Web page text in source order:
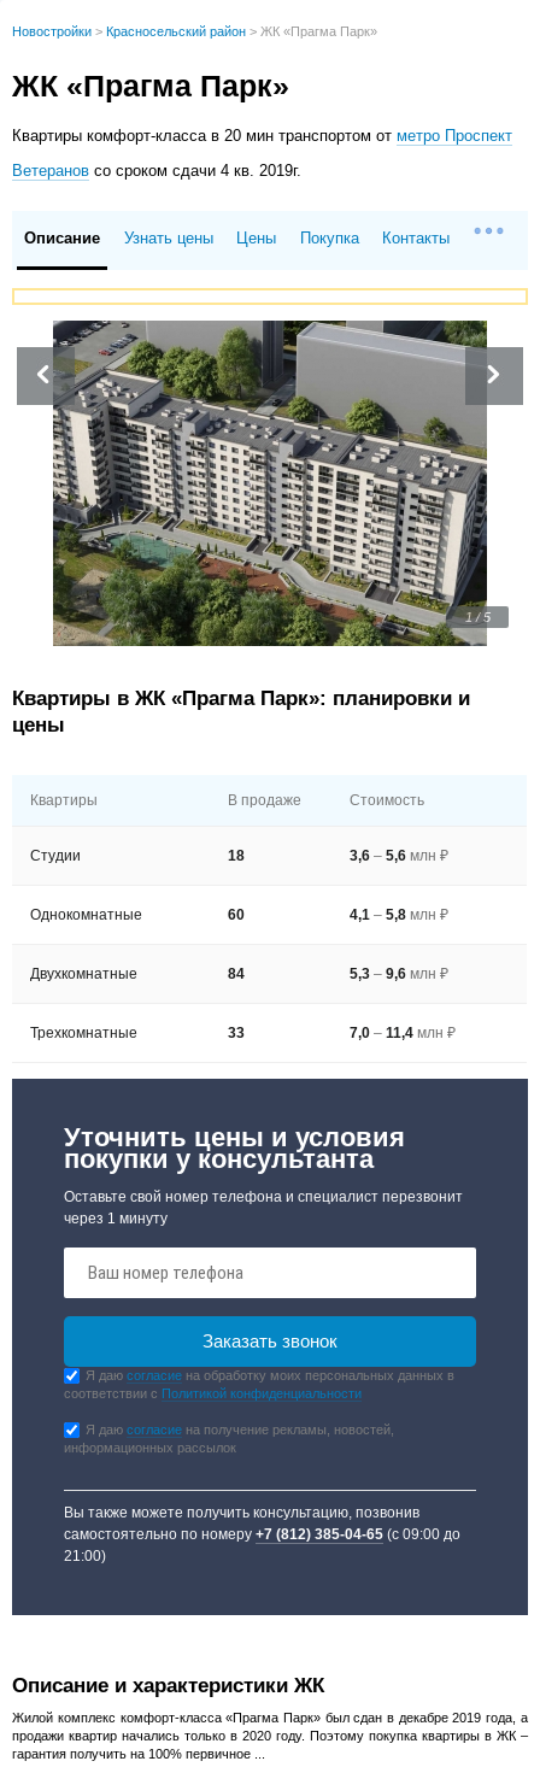
Новостройки > Красносельский район > ЖК «Прагма Парк»
ЖК «Прагма Парк»
Квартиры комфорт-класса в 20 мин транспортом отметро Проспект
Ветеранов со сроком сдачи 4 кв. 2019г.
Описание Узнать цены Цены Покупка Контакты
1 / 5
Квартиры в ЖК «Прагма Парк»: планировки и
цены
Квартиры В продаже Стоимость
Студии 18 3,6– 5,6млн ₽
Однокомнатные 60 4,1– 5,8млн ₽
Двухкомнатные 84 5,3– 9,6млн ₽
Трехкомнатные 33 7,0– 11,4млн ₽
Уточнить цены и условия
покупки у консультанта
Оставьте свой номер телефона и специалист перезвонит
через 1 минуту
Я даюсогласие на обработку моих персональных данных в
соответствии с Политикой конфиденциальности
Я даюсогласие на получение рекламы, новостей,
информационных рассылок
Вы также можете получить консультацию, позвонив
самостоятельно по номеру+7 (812) 385-04-65 (с 09:00 до
21:00)
Описание и характеристики ЖК
Жилой комплекс комфорт-класса «Прагма Парк» был сдан в декабре 2019 года, а
продажи квартир начались только в 2020 году. Поэтому покупка квартиры в ЖК –
гарантия получить на 100% первичное ...